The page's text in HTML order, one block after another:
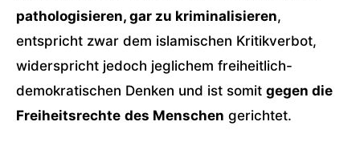
pathologisieren, gar zu kriminalisieren,
entspricht zwar dem islamischen Kritikverbot,
widerspricht jedoch jeglichem freiheitlich-
demokratischen Denken und ist somit gegen die
Freiheitsrechte des Menschen gerichtet.